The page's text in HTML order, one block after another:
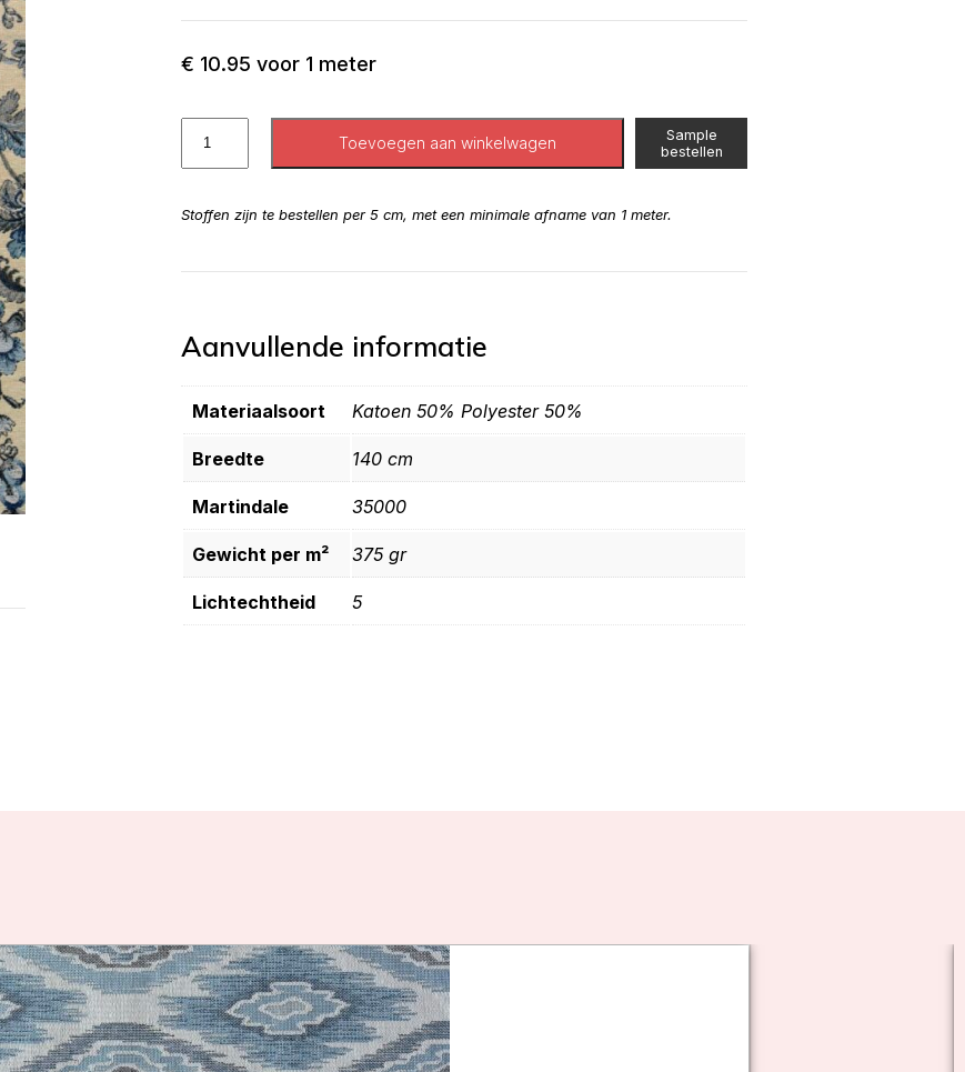
€ 10.95 voor 1 meter
Toevoegen aan winkelwagen
Sample
bestellen
Stoffen zijn te bestellen per 5 cm, met een minimale afname van 1 meter.
Aanvullende informatie
Materiaalsoort Katoen 50% Polyester 50%
Breedte 140 cm
Martindale 35000
Gewicht per m² 375 gr
Lichtechtheid 5